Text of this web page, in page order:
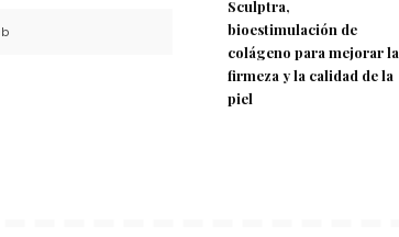
Sculptra,
bioestimulación de
colágeno para mejorar la
firmeza y la calidad de la
piel